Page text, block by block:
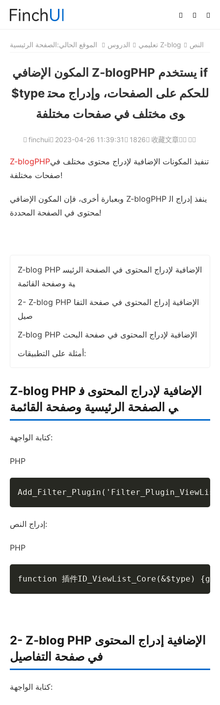
الموقع الحالي:الصفحة الرئيسية الدروس تعليمي Z-blog النص
المكون الإضافي Z-blogPHP يستخدم if
$type للحكم على الصفحات، وإدراج محت
وى مختلف في صفحات مختلفة
finchui 2023-04-26 11:39:31 1826 收藏文章
Z-blogPHPتنفيذ المكونات الإضافية لإدراج محتوى مختلف في
صفحات مختلفة!
وبعبارة أخرى، فإن المكون الإضافي Z-blogPHP ينفذ إدراج ال
محتوى في الصفحة المحددة!
Z-blog PHP الإضافية لإدراج المحتوى في الصفحة الرئيس
ية وصفحة القائمة
2- Z-blog PHP الإضافية إدراج المحتوى في صفحة التفا
صيل
Z-blog PHP الإضافية لإدراج المحتوى في صفحة البحث
أمثلة على التطبيقات:
Z-blog PHP الإضافية لإدراج المحتوى ف
ي الصفحة الرئيسية وصفحة القائمة
كتابة الواجهة:
PHP
إدراج النص:
PHP
function 插件ID_ViewList_Core(&$type)
2- Z-blog PHP الإضافية إدراج المحتوى
في صفحة التفاصيل
كتابة الواجهة: